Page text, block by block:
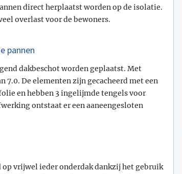
direct herplaatst worden op de isolatie.
overlast voor de bewoners.
pannen
dakbeschot worden geplaatst. Met
7.0. De elementen zijn gecacheerd met een
en hebben 3 ingelijmde tengels voor
ontstaat er een aaneengesloten
vrijwel ieder onderdak dankzij het gebruik